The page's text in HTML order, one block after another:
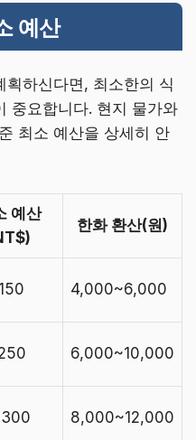
예산
하신다면, 최소한의 식
중요합니다. 현지 물가와
최소 예산을 상세히 안
예산
한화 환산(원)
4,000~6,000
6,000~10,000
8,000~12,000